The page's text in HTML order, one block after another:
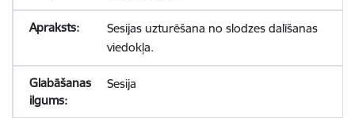
Sesijas uzturēšana no slodzes dalīšanas
viedokļa.
Sesija